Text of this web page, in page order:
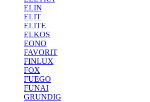
ELIN
ELIT
ELITE
ELKOS
EONO
FAVORIT
FINLUX
FOX
FUEGO
FUNAI
GRUNDIG